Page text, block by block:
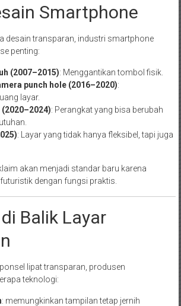
Smartphone
desain transparan, industri smartphone
penting:
(2007–2015): Menggantikan tombol fisik.
punch hole (2016–2020):
layar.
: Perangkat yang bisa berubah
: Layar yang tidak hanya fleksibel, tapi juga
akan menjadi standar baru karena
dengan fungsi praktis.
Balik Layar
lipat transparan, produsen
teknologi:
: memungkinkan tampilan tetap jernih